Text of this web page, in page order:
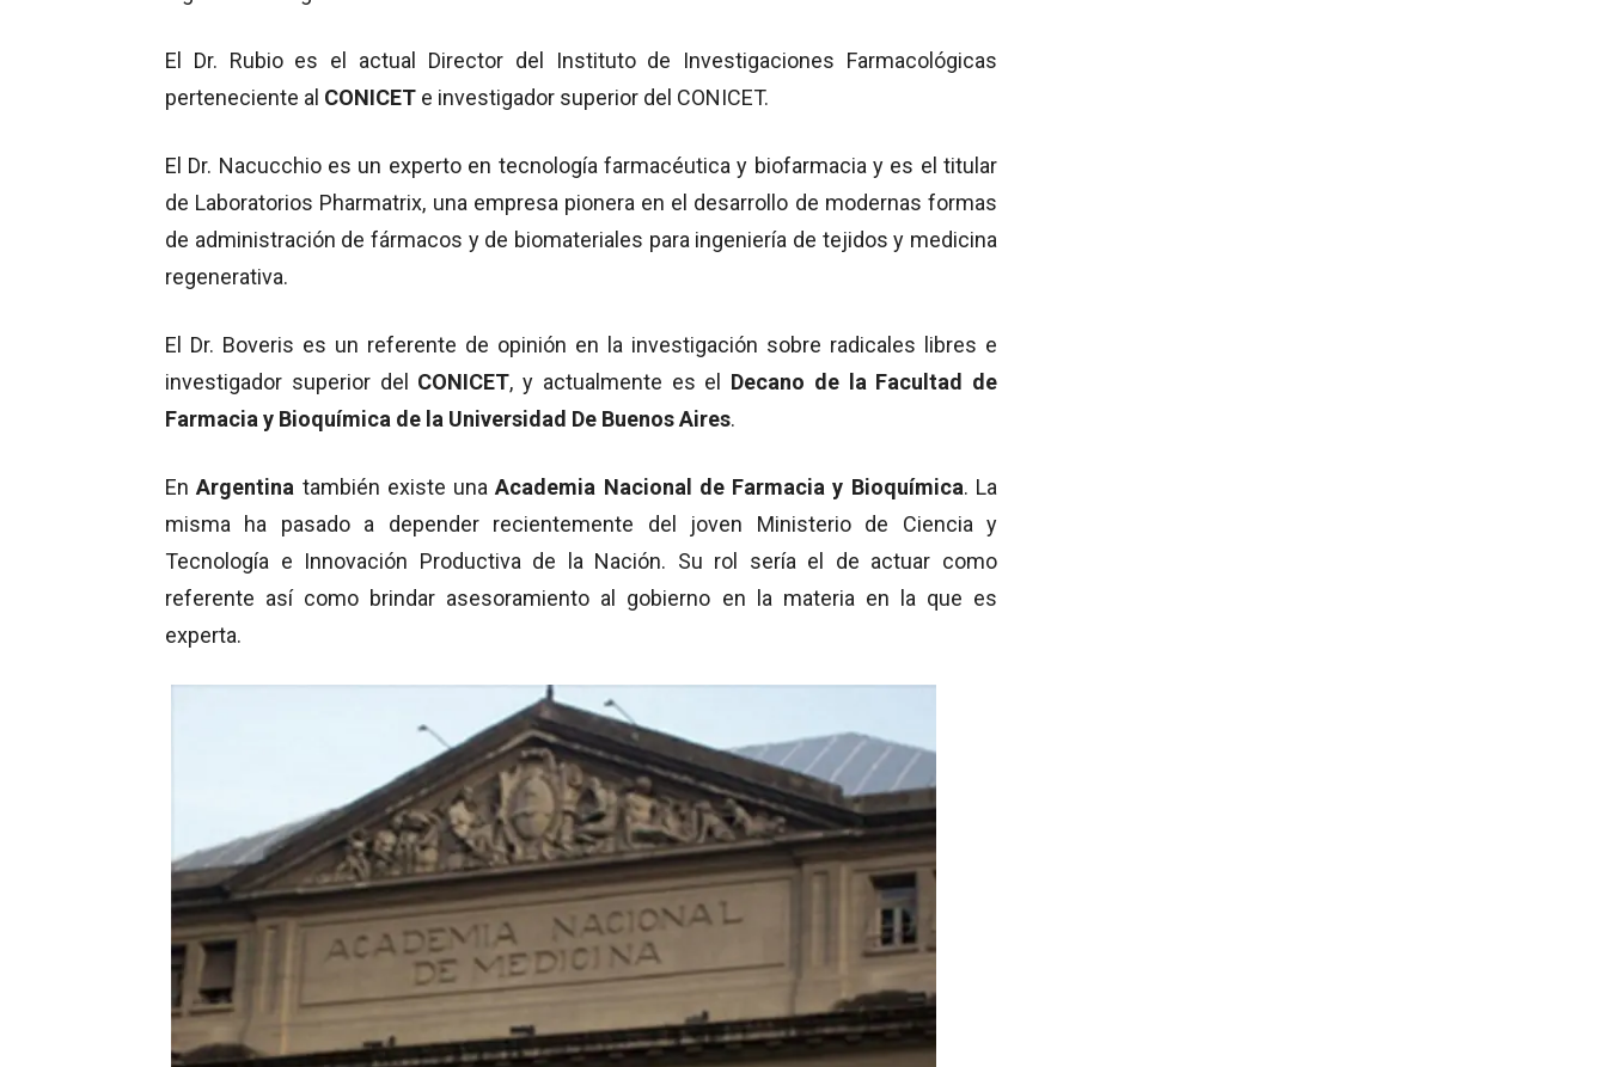
El Dr. Rubio es el actual Director del Instituto de Investigaciones Farmacológicas
perteneciente al CONICET e investigador superior del CONICET.
El Dr. Nacucchio es un experto en tecnología farmacéutica y biofarmacia y es el titular
de Laboratorios Pharmatrix, una empresa pionera en el desarrollo de modernas formas
de administración de fármacos y de biomateriales para ingeniería de tejidos y medicina
regenerativa.
El Dr. Boveris es un referente de opinión en la investigación sobre radicales libres e
investigador superior del CONICET, y actualmente es el Decano de la Facultad de
Farmacia y Bioquímica de la Universidad De Buenos Aires.
EnArgentina también existe unaAcademia Nacional de Farmacia y Bioquímica. La
misma ha pasado a depender recientemente del joven Ministerio de Ciencia y
Tecnología e Innovación Productiva de la Nación. Su rol sería el de actuar como
referente así como brindar asesoramiento al gobierno en la materia en la que es
experta.